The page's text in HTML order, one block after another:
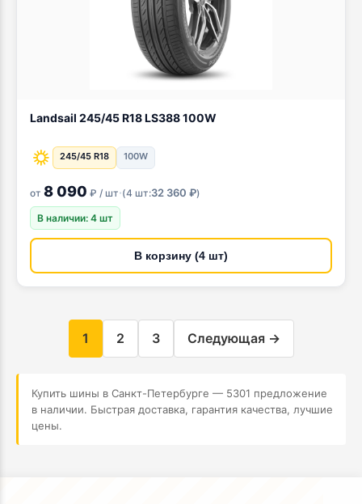
Landsail 245/45 R18 LS388 100W
245/45 R18 100W
от 8 090 ₽ / шт·(4 шт:32 360 ₽)
В наличии: 4 шт
В корзину (4 шт)
1 2 3 Следующая →
Купить шины в Санкт-Петербурге — 5301 предложение
в наличии. Быстрая доставка, гарантия качества, лучшие
цены.